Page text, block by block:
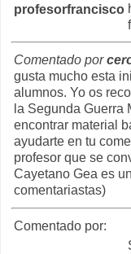
profesorfrancisco
Comentado por
gusta mucho esta
alumnos. Yo os
la Segunda Guerra
encontrar material
ayudarte en tu
profesor que se
Cayetano Gea es
comentariastas)
Comentado por: